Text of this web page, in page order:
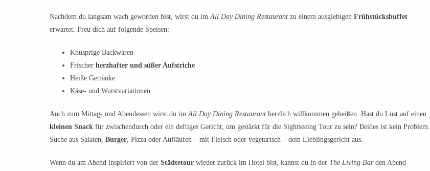
Nachdem du langsam wach geworden bist, wirst du imAll Day Dining Restaurant zu einem ausgiebigen Frühstücksbuffet
erwartet. Freu dich auf folgende Speisen:
Knusprige Backwaren
Frischer herzhafter und süßer Aufstriche
Heiße Getränke
Käse- und Wurstvariationen
Auch zum Mittag- und Abendessen wirst du imAll Day Dining Restaurant herzlich willkommen geheißen. Hast du Lust auf einen
kleinen Snack für zwischendurch oder ein deftiges Gericht, um gestärkt für die Sightseeing Tour zu sein? Beides ist kein Problem.
Suche aus Salaten, Burger, Pizza oder Aufläufen – mit Fleisch oder vegetarisch – dein Lieblingsgericht aus.
Wenn du am Abend inspiriert von der Städtetour wieder zurück im Hotel bist, kannst du in der The Living Barden Abend